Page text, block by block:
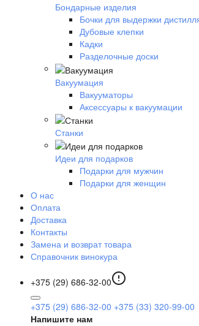
Бондарные изделия
Бочки для выдержки
Дубовые клепки
Кадки
Разделочные доски
Вакуумация
Вакууматоры
Аксессуары к вакуумации
Станки
Идеи для подарков
Подарки для мужчин
Подарки для женщин
О нас
Оплата
Доставка
Контакты
Замена и возврат товара
Справочник винокура
+375 (29) 686-32-00
+375 (29) 686-32-00 +375 (33) 320-99-00
Напишите нам